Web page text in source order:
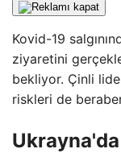
Kovid-19
ziyaretini
bekliyor. Çinli
riskleri de